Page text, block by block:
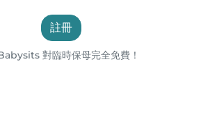
註冊
對臨時保母完全免費！